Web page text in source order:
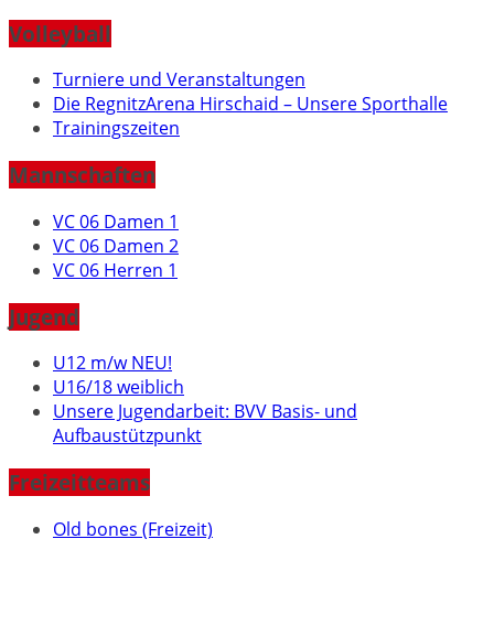
Volleyball
Turniere und Veranstaltungen
Die RegnitzArena Hirschaid – Unsere Sporthalle
Trainingszeiten
Mannschaften
VC 06 Damen 1
VC 06 Damen 2
VC 06 Herren 1
Jugend
U12 m/w NEU!
U16/18 weiblich
Unsere Jugendarbeit: BVV Basis- und
Aufbaustützpunkt
Freizeitteams
Old bones (Freizeit)